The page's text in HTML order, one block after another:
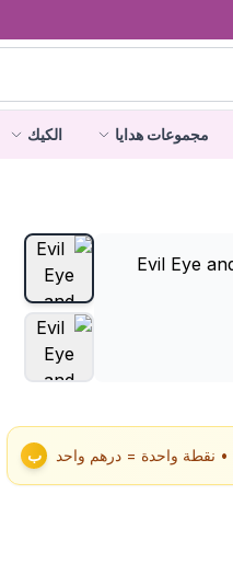
مجموعات هدايا الكيك
• نقطة واحدة = درهم واحد ب